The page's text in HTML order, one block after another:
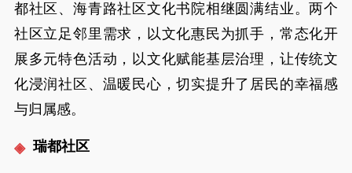
都社区、海青路社区文化书院相继圆满结业。两个
社区立足邻里需求，以文化惠民为抓手，常态化开
展多元特色活动，以文化赋能基层治理，让传统文
化浸润社区、温暖民心，切实提升了居民的幸福感
与归属感。
瑞都社区